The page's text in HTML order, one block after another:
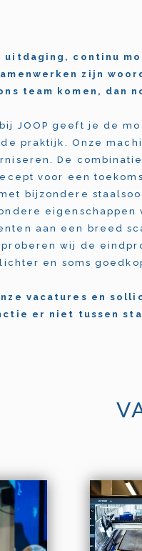
uitdaging, continu
zijn
team komen, dan
JOOP geeft je de
praktijk. Onze
De
voor een
bijzondere
aan een breed
wij de
en soms
vacatures en
er niet tussen